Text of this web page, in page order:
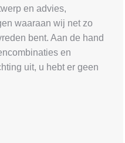
en advies,
waaraan wij net zo
bent. Aan de hand
en
uit, u hebt er geen